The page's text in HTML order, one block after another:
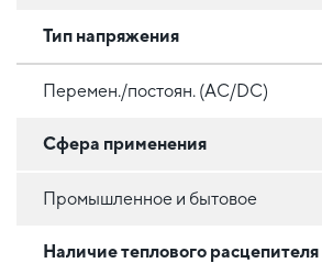
Тип напряжения
Перемен./постоян. (AC/DC)
Сфера применения
Промышленное и бытовое
Наличие теплового расцепителя